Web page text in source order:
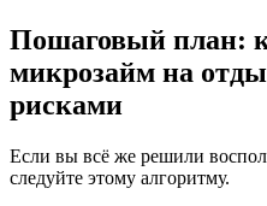
Пошаговый план:
микрозайм на
рисками
Если вы всё же решили
следуйте этому алгоритму.